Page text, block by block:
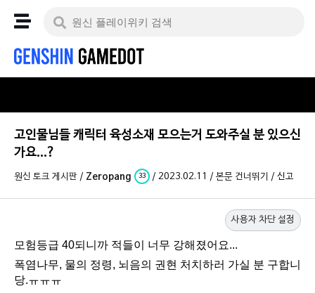
고인물님들 캐릭터 육성소재 모으는거 도와주실 분 있으신
가요...?
원신 토크 게시판 / Zeropang 33 / 2023.02.11 / 본문 건너뛰기 / 신고
사용자 차단 설정
모험등급 40되니까 적들이 너무 강해졌어요...
폭염나무, 물의 정령, 뇌음의 권현 처치하러 가실 분 구합니
당.ㅠㅠㅠ